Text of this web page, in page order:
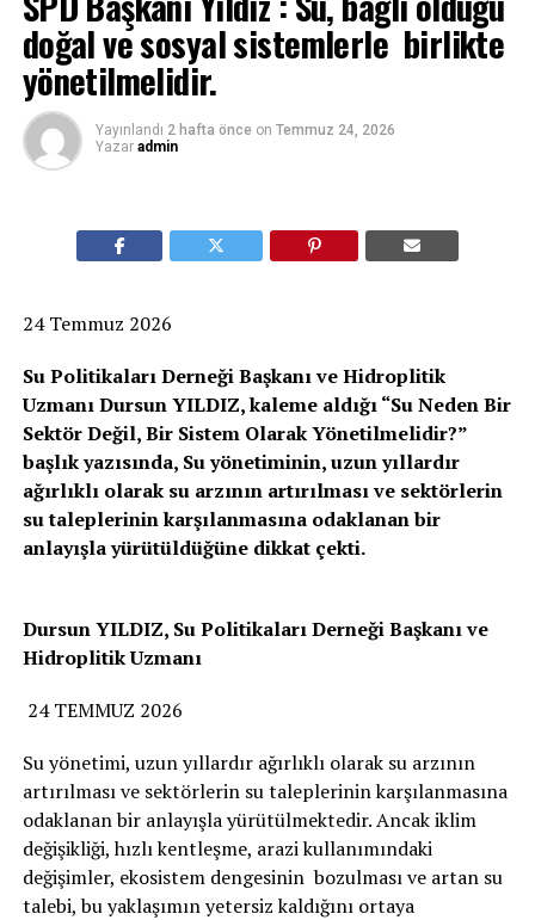
doğal ve sosyal sistemlerle birlikte
yönetilmelidir.
Yayınlandı 2 hafta önce on Temmuz 24, 2026
Yazar admin
24 Temmuz 2026
Su Politikaları Derneği Başkanı ve Hidroplitik
Uzmanı Dursun YILDIZ, kaleme aldığı “Su Neden Bir
Sektör Değil, Bir Sistem Olarak Yönetilmelidir?”
başlık yazısında, Su yönetiminin, uzun yıllardır
ağırlıklı olarak su arzının artırılması ve sektörlerin
su taleplerinin karşılanmasına odaklanan bir
anlayışla yürütüldüğüne dikkat çekti.
Dursun YILDIZ, Su Politikaları Derneği Başkanı ve
Hidroplitik Uzmanı
24 TEMMUZ 2026
Su yönetimi, uzun yıllardır ağırlıklı olarak su arzının
artırılması ve sektörlerin su taleplerinin karşılanmasına
odaklanan bir anlayışla yürütülmektedir. Ancak iklim
değişikliği, hızlı kentleşme, arazi kullanımındaki
değişimler, ekosistem dengesinin bozulması ve artan su
talebi, bu yaklaşımın yetersiz kaldığını ortaya